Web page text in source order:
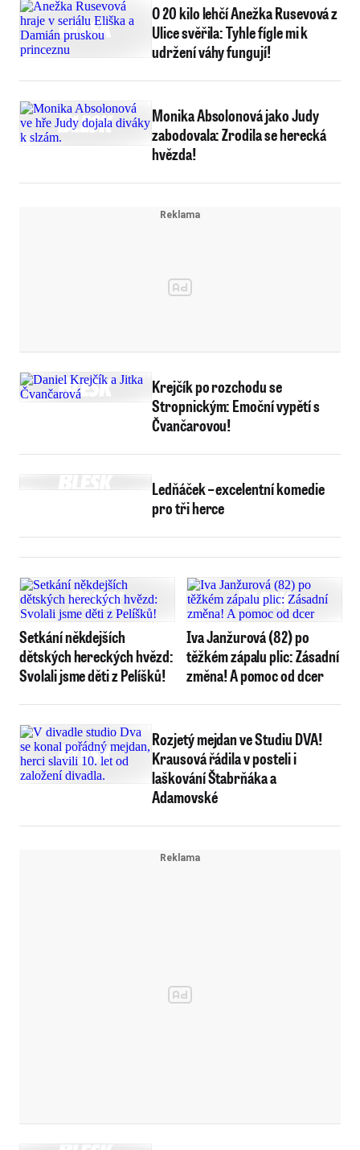
O 20 kilo lehčí Anežka Rusevová z
Ulice svěřila: Tyhle fígle mi k
udržení váhy fungují!
Monika Absolonová jako Judy
zabodovala: Zrodila se herecká
hvězda!
Krejčík po rozchodu se
Stropnickým: Emoční vypětí s
Čvančarovou!
Ledňáček – excelentní komedie
pro tři herce
Setkání někdejších
dětských hereckých hvězd:
Svolali jsme děti z Pelíšků!
Iva Janžurová (82) po
těžkém zápalu plic: Zásadní
změna! A pomoc od dcer
Rozjetý mejdan ve Studiu DVA!
Krausová řádila v posteli i
laškování Štabrňáka a
Adamovské